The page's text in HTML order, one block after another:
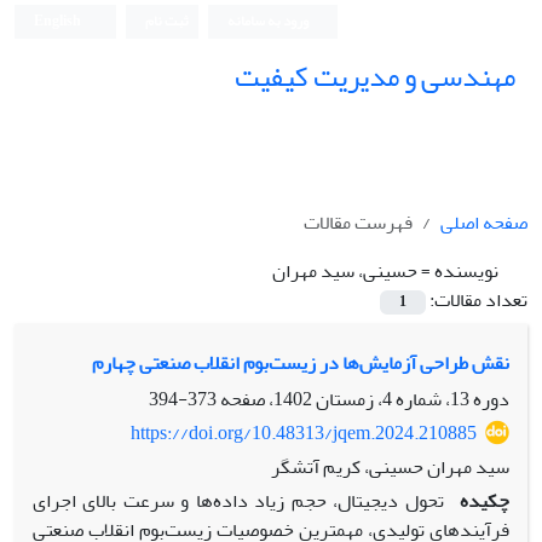
مهندسی و مدیریت کیفیت
صفحه اصلی
فهرست مقالات
نویسنده =حسینی، سید مهران
تعداد مقالات:
1
نقش طراحی آزمایش‌ها در زیست‌بوم انقلاب صنعتی چهارم
دوره 13، شماره 4، زمستان 1402، صفحه
373-394
https://doi.org/10.48313/jqem.2024.210885
سید مهران حسینی، کریم آتشگر
چکیده تحول دیجیتال، حجم زیاد داده‌ها و سرعت بالای اجرای
فرآیندهای تولیدی، مهمترین خصوصیات زیست‌بوم انقلاب صنعتی